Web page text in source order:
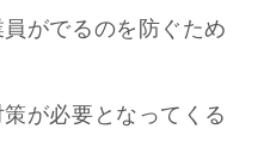
がでるのを防ぐため
が必要となってくる